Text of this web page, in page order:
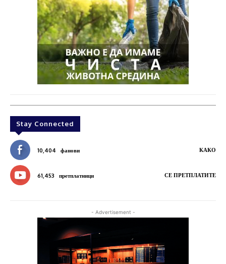
Stay Connected
10,404 фанови КАКО
61,453 претплатници СЕ ПРЕТПЛАТИТЕ
- Advertisement -